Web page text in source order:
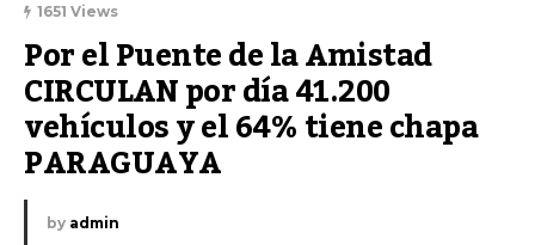
1651 Views
Por el Puente de la Amistad
CIRCULAN por día 41.200
vehículos y el 64% tiene chapa
PARAGUAYA
by admin